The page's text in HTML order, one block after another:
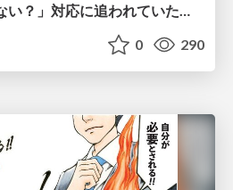
0 290